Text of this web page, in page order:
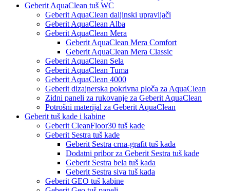
Geberit AquaClean tuš WC
Geberit AquaClean daljinski upravljači
Geberit AquaClean Alba
Geberit AquaClean Mera
Geberit AquaClean Mera Comfort
Geberit AquaClean Mera Classic
Geberit AquaClean Sela
Geberit AquaClean Tuma
Geberit AquaClean 4000
Geberit dizajnerska pokrivna ploča za AquaClean
Zidni paneli za rukovanje za Geberit AquaClean
Potrošni materijal za Geberit AquaClean
Geberit tuš kade i kabine
Geberit CleanFloor30 tuš kade
Geberit Sestra tuš kade
Geberit Sestra crna-grafit tuš kada
Dodatni pribor za Geberit Sestra tuš kade
Geberit Sestra bela tuš kada
Geberit Sestra siva tuš kada
Geberit GEO tuš kabine